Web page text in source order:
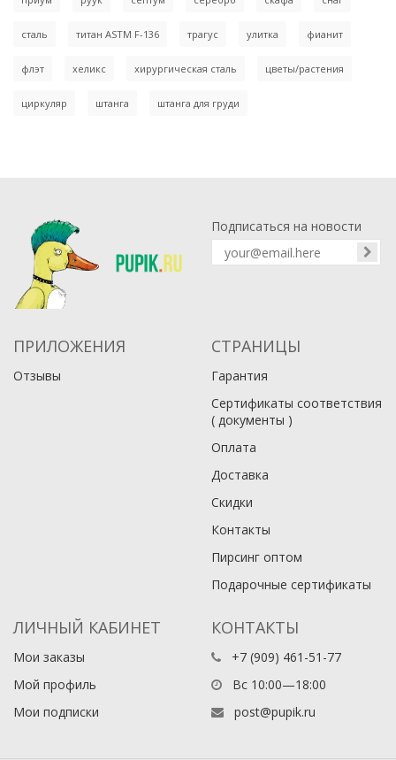
сталь титан ASTM F-136 трагус улитка фианит
флэт хеликс хирургическая сталь цветы/растения
циркуляр штанга штанга для груди
Подписаться на новости
ПРИЛОЖЕНИЯ
Отзывы
СТРАНИЦЫ
Гарантия
Сертификаты соответствия
( документы )
Оплата
Доставка
Скидки
Контакты
Пирсинг оптом
Подарочные сертификаты
ЛИЧНЫЙ КАБИНЕТ
Мои заказы
Мой профиль
Мои подписки
КОНТАКТЫ
+7 (909) 461-51-77
Вс 10:00—18:00
post@pupik.ru